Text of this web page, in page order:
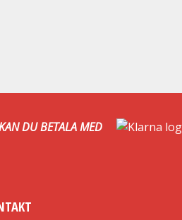
DU BETALA MED